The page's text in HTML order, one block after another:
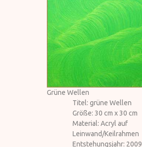
Grüne Wellen
Titel: grüne Wellen
Größe: 30 cm x 30 cm
Material: Acryl auf
Leinwand/Keilrahmen
Entstehungsjahr: 2009